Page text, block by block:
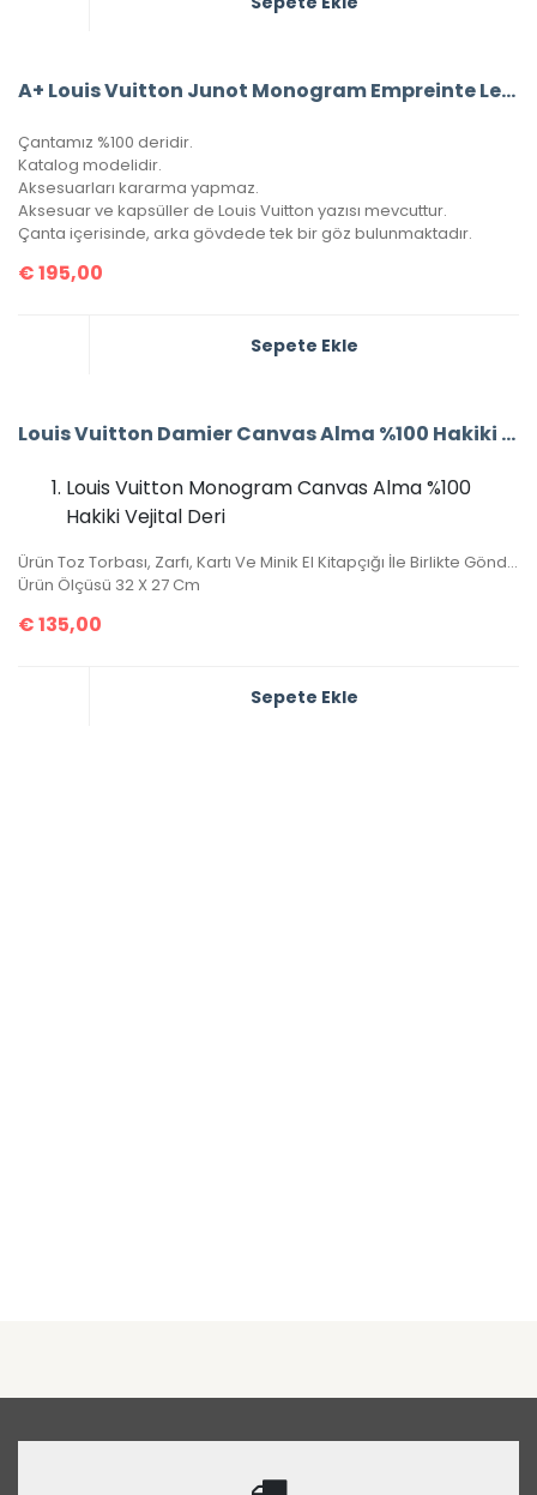
A+ Louis Vuitton Junot Monogram Empreinte Leather (Siyah)
Çantamız %100 deridir.
Katalog modelidir.
Aksesuarları kararma yapmaz.
Aksesuar ve kapsüller de Louis Vuitton yazısı mevcuttur.
Çanta içerisinde, arka gövdede tek bir göz bulunmaktadır.
€195,00
Sepete Ekle
Louis Vuitton Damier Canvas Alma %100 Hakiki Vejital Deri (CRL 674)
Louis Vuitton Monogram Canvas Alma %100
Hakiki Vejital Deri
Ürün Toz Torbası, Zarfı, Kartı Ve Minik El Kitapçığı İle Birlikte Gönderilecektir.
Ürün Ölçüsü 32 X 27 Cm
€135,00
Sepete Ekle